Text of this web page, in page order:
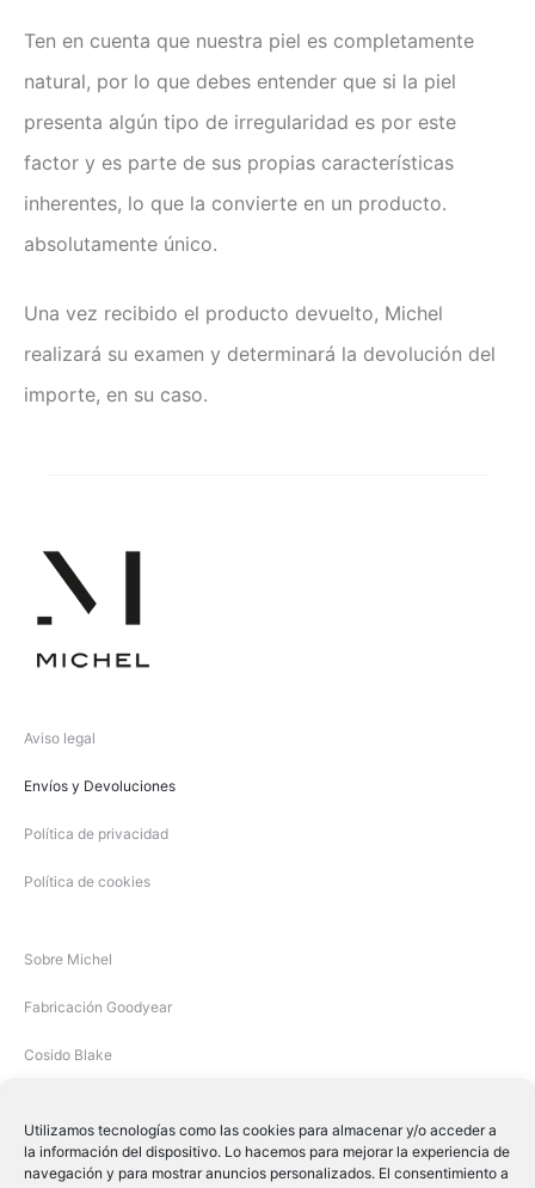
Utilizamos tecnologías como las cookies para almacenar y/o acceder a
la información del dispositivo. Lo hacemos para mejorar la experiencia de
navegación y para mostrar anuncios personalizados. El consentimiento a
Ten en cuenta que nuestra piel es completamente
natural, por lo que debes entender que si la piel
presenta algún tipo de irregularidad es por este
factor y es parte de sus propias características
inherentes, lo que la convierte en un producto.
absolutamente único.
Una vez recibido el producto devuelto, Michel
realizará su examen y determinará la devolución del
importe, en su caso.
Aviso legal
Envíos y Devoluciones
Política de privacidad
Política de cookies
Sobre Michel
Fabricación Goodyear
Cosido Blake